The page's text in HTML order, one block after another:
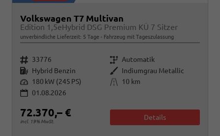
Volkswagen T7 Multivan
Edition 1,5eHybrid DSG Premium KÜ 7 Sitzer
unverbindliche Lieferzeit: 5 Tage Fahrzeug mit Tageszulassung
Fahrzeugnr. 33776 Getriebe Automatik
Kraftstoff Hybrid Benzin Außenfarbe Indiumgrau Metallic
Leistung 180 kW (245 PS) Kilometerstand
10 km
01.08.2026
72.370,– €
incl. 19% MwSt.
Details